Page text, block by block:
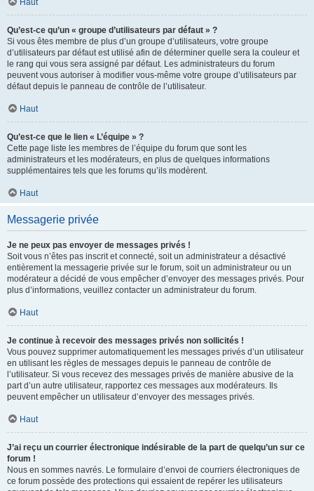
Haut
Qu’est-ce qu’un « groupe d’utilisateurs par défaut » ?
Si vous êtes membre de plus d’un groupe d’utilisateurs, votre groupe
d’utilisateurs par défaut est utilisé afin de déterminer quelle sera la couleur et
le rang qui vous sera assigné par défaut. Les administrateurs du forum
peuvent vous autoriser à modifier vous-même votre groupe d’utilisateurs par
défaut depuis le panneau de contrôle de l’utilisateur.
Haut
Qu’est-ce que le lien « L’équipe » ?
Cette page liste les membres de l’équipe du forum que sont les
administrateurs et les modérateurs, en plus de quelques informations
supplémentaires tels que les forums qu’ils modèrent.
Haut
Messagerie privée
Je ne peux pas envoyer de messages privés !
Soit vous n’êtes pas inscrit et connecté, soit un administrateur a désactivé
entièrement la messagerie privée sur le forum, soit un administrateur ou un
modérateur a décidé de vous empêcher d’envoyer des messages privés. Pour
plus d’informations, veuillez contacter un administrateur du forum.
Haut
Je continue à recevoir des messages privés non sollicités !
Vous pouvez supprimer automatiquement les messages privés d’un utilisateur
en utilisant les règles de messages depuis le panneau de contrôle de
l’utilisateur. Si vous recevez des messages privés de manière abusive de la
part d’un autre utilisateur, rapportez ces messages aux modérateurs. Ils
peuvent empêcher un utilisateur d’envoyer des messages privés.
Haut
J’ai reçu un courrier électronique indésirable de la part de quelqu’un sur ce
forum !
Nous en sommes navrés. Le formulaire d’envoi de courriers électroniques de
ce forum possède des protections qui essaient de repérer les utilisateurs